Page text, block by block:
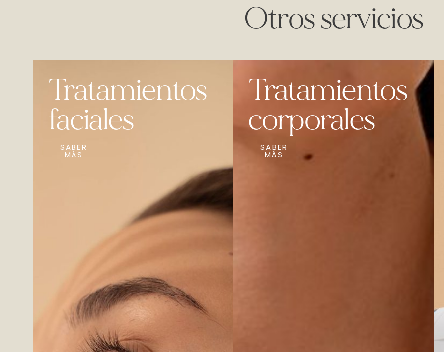
Otros servicios
Tratamientos
faciales
SABER
MÁS
Tratamientos
corporales
SABER
MÁS